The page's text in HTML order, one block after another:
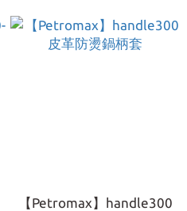
【Petromax】handle300